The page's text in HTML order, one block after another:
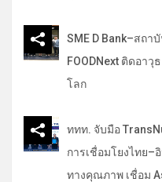
SME D Bank–สถา
FOODNext ติดอาวุ
โลก
ททท. จับมือ
การเชื่อมโยงไทย
ทางคุณภาพ เชื่อม